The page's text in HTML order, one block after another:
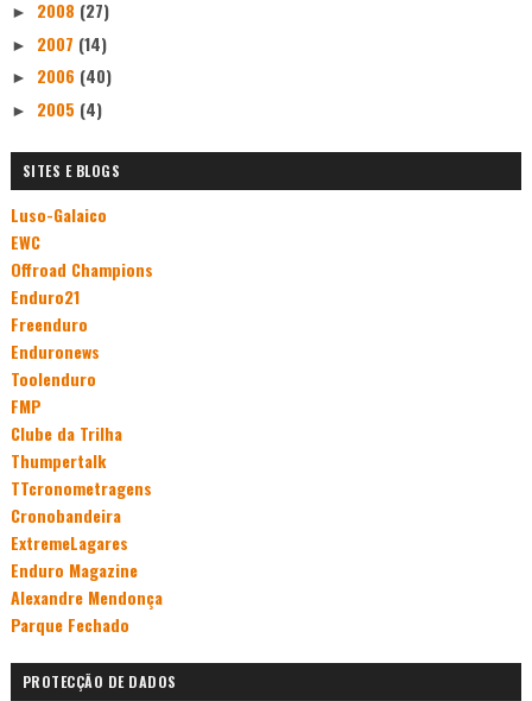
► 2008 (27)
► 2007 (14)
► 2006 (40)
► 2005 (4)
SITES E BLOGS
Luso-Galaico
EWC
Offroad Champions
Enduro21
Freenduro
Enduronews
Toolenduro
FMP
Clube da Trilha
Thumpertalk
TTcronometragens
Cronobandeira
ExtremeLagares
Enduro Magazine
Alexandre Mendonça
Parque Fechado
PROTECÇÃO DE DADOS